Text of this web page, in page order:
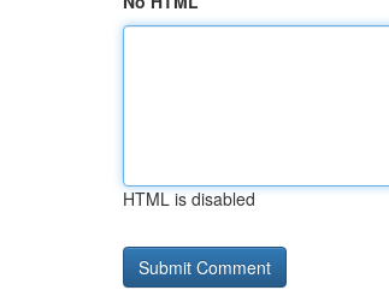
HTML is disabled